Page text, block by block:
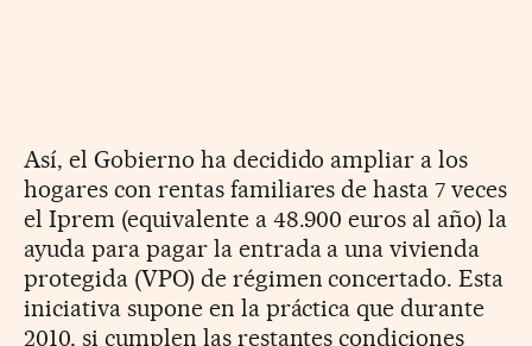
Así, el Gobierno ha decidido ampliar a los
hogares con rentas familiares de hasta 7 veces
el Iprem (equivalente a 48.900 euros al año) la
ayuda para pagar la entrada a una vivienda
protegida (VPO) de régimen concertado. Esta
iniciativa supone en la práctica que durante
2010, si cumplen las restantes condiciones